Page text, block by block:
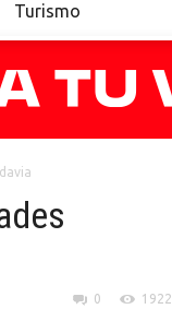
Turismo
0 1922